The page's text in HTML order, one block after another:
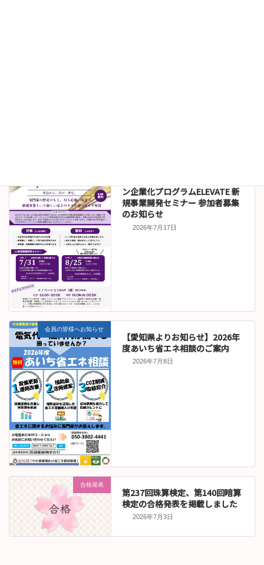
ン企業化プログラムELEVATE 新
規事業開発セミナー 参加者募集
のお知らせ
2026年7月17日
会員の皆様へお知らせ
【愛知県よりお知らせ】2026年
度あいち省エネ相談のご案内
2026年7月8日
合格発表
第237回珠算検定、第140回暗算
検定の合格発表を掲載しました
2026年7月3日